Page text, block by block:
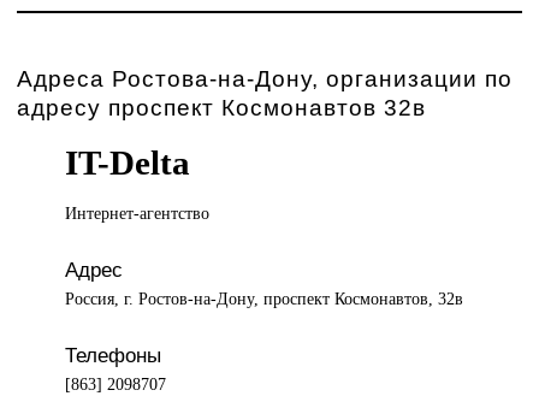
Адреса Ростова-на-Дону, организации по
адресу проспект Космонавтов 32в
IT-Delta
Интернет-агентство
Адрес
Россия, г. Ростов-на-Дону, проспект Космонавтов, 32в
Телефоны
[863] 2098707